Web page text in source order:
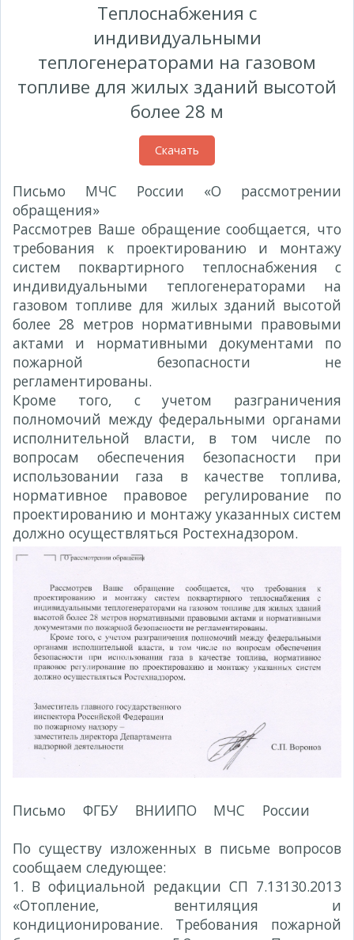
Теплоснабжения с
индивидуальными
теплогенераторами на газовом
топливе для жилых зданий высотой
более 28 м
Скачать
Письмо МЧС России «О рассмотрении
обращения»
Рассмотрев Ваше обращение сообщается, что
требования к проектированию и монтажу
систем поквартирного теплоснабжения с
индивидуальными теплогенераторами на
газовом топливе для жилых зданий высотой
более 28 метров нормативными правовыми
актами и нормативными документами по
пожарной безопасности не
регламентированы.
Кроме того, с учетом разграничения
полномочий между федеральными органами
исполнительной власти, в том числе по
вопросам обеспечения безопасности при
использовании газа в качестве топлива,
нормативное правовое регулирование по
проектированию и монтажу указанных систем
должно осуществляться Ростехнадзором.
Письмо ФГБУ ВНИИПО МЧС России
По существу изложенных в письме вопросов
сообщаем следующее:
1. В официальной редакции СП 7.13130.2013
«Отопление, вентиляция и
кондиционирование. Требования пожарной